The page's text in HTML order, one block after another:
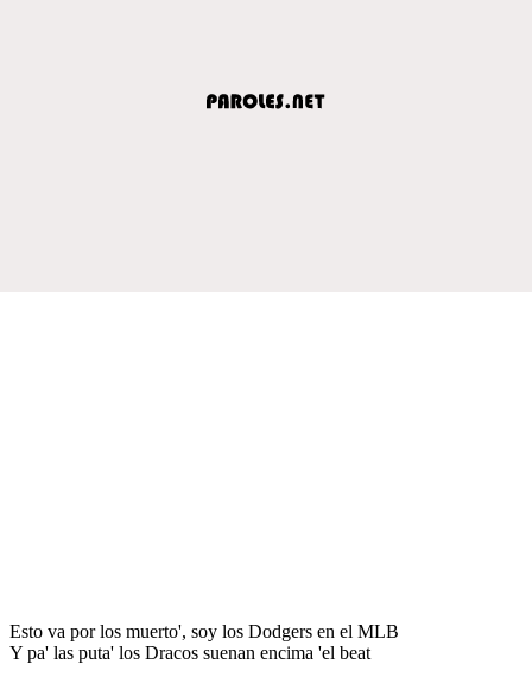
Esto va por los muerto', soy los Dodgers en el MLB
Y pa' las puta' los Dracos suenan encima 'el beat